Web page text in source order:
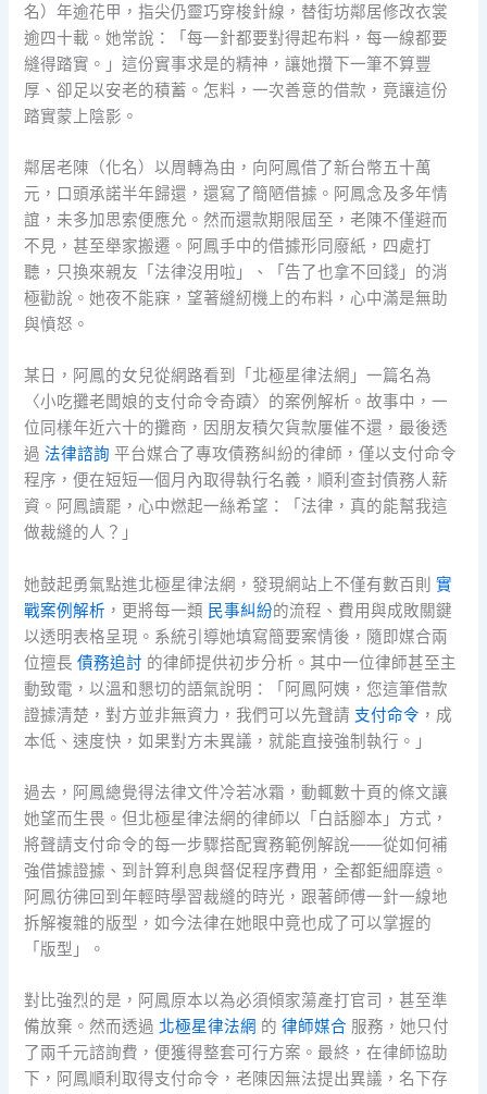
名）年逾花甲，指尖仍靈巧穿梭針線，替街坊鄰居修改衣裳
逾四十載。她常說：「每一針都要對得起布料，每一線都要
縫得踏實。」這份實事求是的精神，讓她攢下一筆不算豐
厚、卻足以安老的積蓄。怎料，一次善意的借款，竟讓這份
踏實蒙上陰影。
鄰居老陳（化名）以周轉為由，向阿鳳借了新台幣五十萬
元，口頭承諾半年歸還，還寫了簡陋借據。阿鳳念及多年情
誼，未多加思索便應允。然而還款期限屆至，老陳不僅避而
不見，甚至舉家搬遷。阿鳳手中的借據形同廢紙，四處打
聽，只換來親友「法律沒用啦」、「告了也拿不回錢」的消
極勸說。她夜不能寐，望著縫紉機上的布料，心中滿是無助
與憤怒。
某日，阿鳳的女兒從網路看到「北極星律法網」一篇名為
〈小吃攤老闆娘的支付命令奇蹟〉的案例解析。故事中，一
位同樣年近六十的攤商，因朋友積欠貨款屢催不還，最後透
過法律諮詢 平台媒合了專攻債務糾紛的律師，僅以支付命令
程序，便在短短一個月內取得執行名義，順利查封債務人薪
資。阿鳳讀罷，心中燃起一絲希望：「法律，真的能幫我這
做裁縫的人？」
她鼓起勇氣點進北極星律法網，發現網站上不僅有數百則實
戰案例解析 ，更將每一類 民事糾紛的流程、費用與成敗關鍵
以透明表格呈現。系統引導她填寫簡要案情後，隨即媒合兩
位擅長債務追討 的律師提供初步分析。其中一位律師甚至主
動致電，以溫和懇切的語氣說明：「阿鳳阿姨，您這筆借款
證據清楚，對方並非無資力，我們可以先聲請 支付命令 ，成
本低、速度快，如果對方未異議，就能直接強制執行。」
過去，阿鳳總覺得法律文件冷若冰霜，動輒數十頁的條文讓
她望而生畏。但北極星律法網的律師以「白話腳本」方式，
將聲請支付命令的每一步驟搭配實務範例解說——從如何補
強借據證據、到計算利息與督促程序費用，全都鉅細靡遺。
阿鳳彷彿回到年輕時學習裁縫的時光，跟著師傅一針一線地
拆解複雜的版型，如今法律在她眼中竟也成了可以掌握的
「版型」。
對比強烈的是，阿鳳原本以為必須傾家蕩產打官司，甚至準
備放棄。然而透過 北極星律法網 的律師媒合 服務，她只付
了兩千元諮詢費，便獲得整套可行方案。最終，在律師協助
下，阿鳳順利取得支付命令，老陳因無法提出異議，名下存